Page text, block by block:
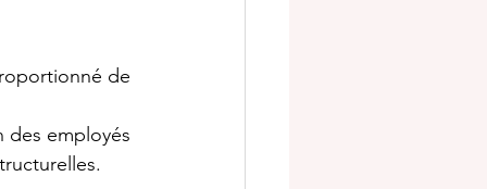
de
des employés